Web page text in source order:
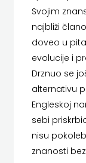
COM
Hrvatska
sveučilišna
naklada
JELENA
ROZIĆ
Svojim
najbliži
doveo u
evolucije i
Drznuo se
alternativu
Engleskoj
sebi
nisu
znanosti